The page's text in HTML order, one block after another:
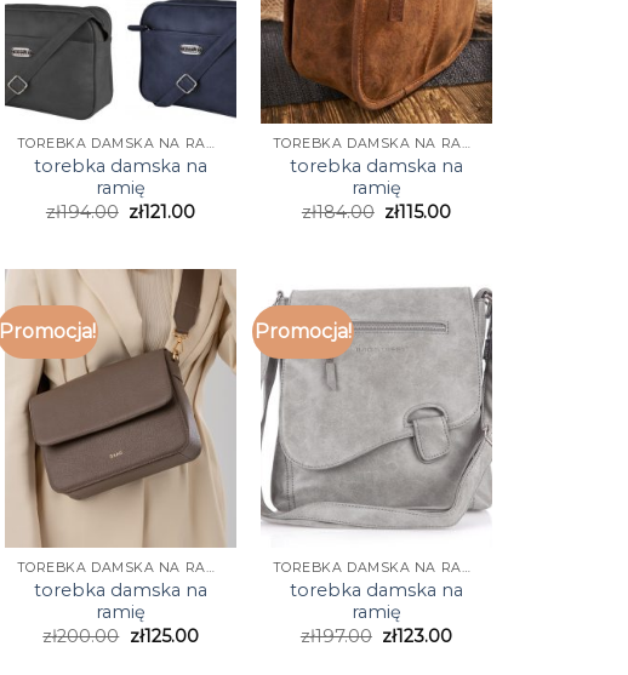
TOREBKA DAMSKA NA RAMIĘ
torebka damska na
ramię
zł194.00 zł121.00
TOREBKA DAMSKA NA RAMIĘ
torebka damska na
ramię
zł184.00 zł115.00
Promocja!
TOREBKA DAMSKA NA RAMIĘ
torebka damska na
ramię
zł200.00 zł125.00
Promocja!
TOREBKA DAMSKA NA RAMIĘ
torebka damska na
ramię
zł197.00 zł123.00